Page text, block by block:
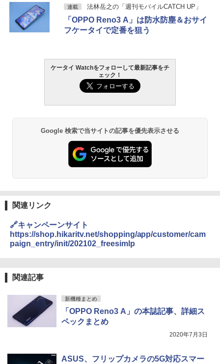
連載 法林岳之の「週刊モバイルCATCH UP」
「OPPO Reno3 A」は防水防塵＆おサイ
フケータイで定番を狙う
ケータイ Watchをフォローして最新記事をチ
ェック！
Google 検索で当サイトの記事を優先表示させる
関連リンク
🔗キャンペーンサイト
https://shop.hikaritv.net/shopping/app/customer/cam
paign_entry/init/202102_freesimlp
関連記事
新機種まとめ
「OPPO Reno3 A」の本誌記事、詳細ス
ペックまとめ
2020年7月3日
ASUS、フリップカメラの5G対応スマー